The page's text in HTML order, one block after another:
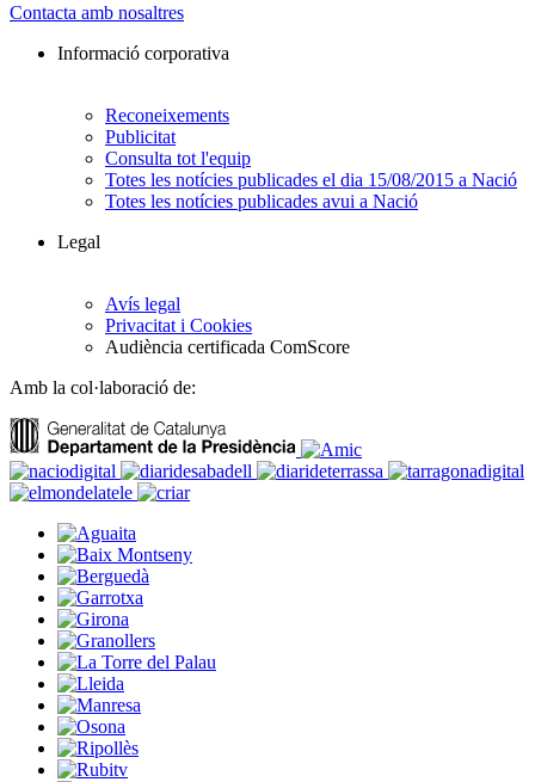
Contacta amb nosaltres
Informació corporativa
Reconeixements
Publicitat
Consulta tot l'equip
Totes les notícies publicades el dia 15/08/2015 a Nació
Totes les notícies publicades avui a Nació
Legal
Avís legal
Privacitat i Cookies
Audiència certificada ComScore
Amb la col·laboració de: